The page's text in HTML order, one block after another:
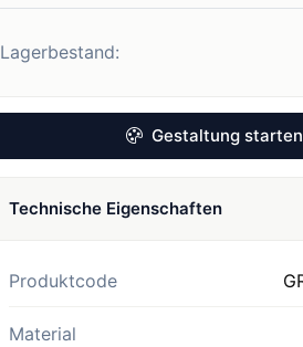
Lagerbestand:
Gestaltung starten
Technische Eigenschaften
Produktcode
Material